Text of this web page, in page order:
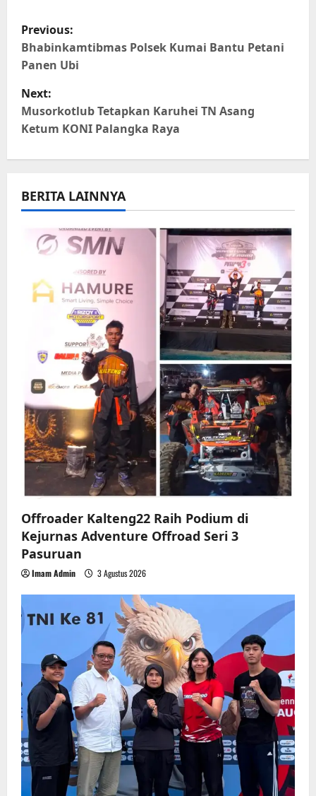
P
o
s
t
n
v
a
o
n
Previous:
Bhabinkamtibmas Polsek Kumai Bantu Petani
Panen Ubi
Next:
Musorkotlub Tetapkan Karuhei TN Asang
Ketum KONI Palangka Raya
BERITA LAINNYA
Offroader Kalteng22 Raih Podium di
Kejurnas Adventure Offroad Seri 3
Pasuruan
Imam Admin 3 Agustus 2026